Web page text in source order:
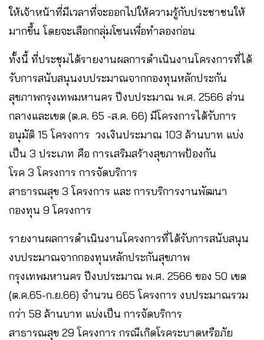
ให้เจ้าหน้าที่มีเวลาที่จะออกไปให้ความรู้กับประชาชนให้
มากขึ้น โดยจะเลือกกลุ่มโซนเพื่อทำลองก่อน
ทั้งนี้ ที่ประชุมได้รายงานผลการดำเนินงานโครงการที่ได้
รับการสนับสนุนงบประมาณจากกองทุนหลักประกัน
สุขภาพกรุงเทพมหานคร ปีงบประมาณ พ.ศ. 2566 ส่วน
กลางและเขต (ต.ค. 65 -ส.ค. 66) มีโครงการได้รับการ
อนุมัติ 15 โครงการ วงเงินประมาณ 103 ล้านบาท แบ่ง
เป็น 3 ประเภท คือ การเสริมสร้างสุขภาพป้องกัน
โรค 3 โครงการ การจัดบริการ
สาธารณสุข 3 โครงการ และ การบริการงานพัฒนา
กองทุน 9 โครงการ
รายงานผลการดำเนินงานโครงการที่ได้รับการสนับสนุน
งบประมาณจากกองทุนหลักประกันสุขภาพ
กรุงเทพมหานคร ปีงบประมาณ พ.ศ. 2566 ของ 50 เขต
(ต.ค.65-ก.ย.66) จำนวน 665 โครงการ งบประมาณรวม
กว่า 58 ล้านบาท แบ่งเป็น การจัดบริการ
สาธารณสุข 29 โครงการ กรณีเกิดโรคระบาดหรือภัย